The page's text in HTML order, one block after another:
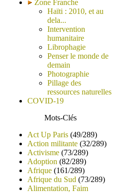
Zone Franche
Haïti : 2010, et au
dela...
Intervention
humanitaire
Librophagie
Penser le monde de
demain
Photographie
Pillage des
ressources naturelles
COVID-19
Mots-Clés
Act Up Paris (49/289)
Action militante (32/289)
Activisme (73/289)
Adoption (82/289)
Afrique (161/289)
Afrique du Sud (73/289)
Alimentation, Faim